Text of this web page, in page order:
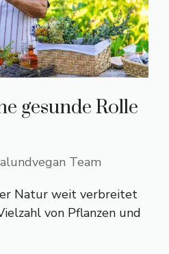
gesunde Rolle
Team
Natur weit verbreitet
von Pflanzen und